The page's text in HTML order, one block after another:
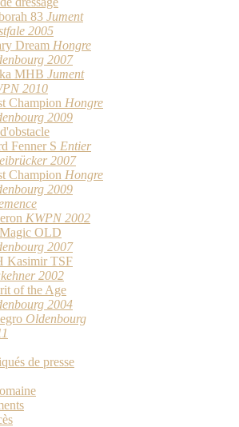
83 Jument
2005
Dream Hongre
2007
MHB Jument
2010
Champion Hongre
2009
Fenner S Entier
2007
Champion Hongre
2009
KWPN 2002
OLD
2007
Kasimir TSF
2002
of the Age
2004
Oldenbourg
de presse